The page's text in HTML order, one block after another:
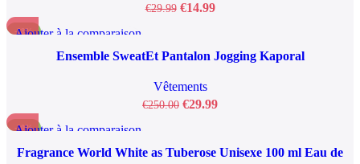
€29.99 €14.99
-88%
Ajouter à la comparaison
Aperçu rapide
Ensemble SweatEt Pantalon Jogging Kaporal
Vêtements
€250.00 €29.99
-20%
Ajouter à la comparaison
Aperçu rapide
Fragrance World White as Tuberose Unisexe 100 ml Eau de